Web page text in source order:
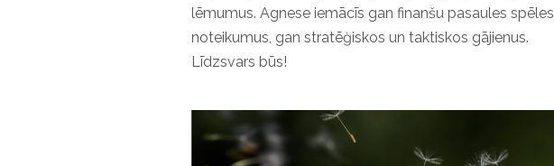
lēmumus. Agnese iemācīs gan finanšu pasaules spēles
noteikumus, gan stratēģiskos un taktiskos gājienus.
Līdzsvars būs!